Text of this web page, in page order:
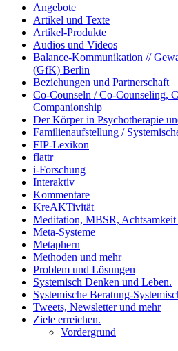
Angebote
Artikel und Texte
Artikel-Produkte
Audios und Videos
Balance-Kommunikation //
(GfK) Berlin
Beziehungen und Partnerschaft
Co-Counseln / Co-Counseling,
Companionship
Der Körper in Psychotherapie
Familienaufstellung /
FIP-Lexikon
flattr
i-Forschung
Interaktiv
Kommentare
KreAKTivität
Meditation, MBSR, Achtsamkeit
Meta-Systeme
Metaphern
Methoden und mehr
Problem und Lösungen
Systemisch Denken und Leben.
Systemische Beratung-
Tweets, Newsletter und mehr
Ziele erreichen.
Vordergrund